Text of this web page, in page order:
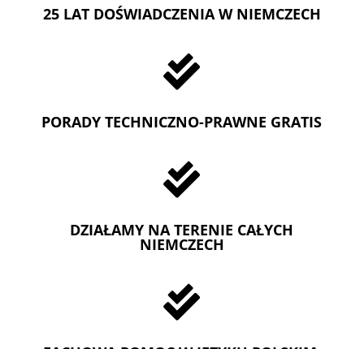
25 LAT DOŚWIADCZENIA W NIEMCZECH

PORADY TECHNICZNO-PRAWNE GRATIS

DZIAŁAMY NA TERENIE CAŁYCH
NIEMCZECH
